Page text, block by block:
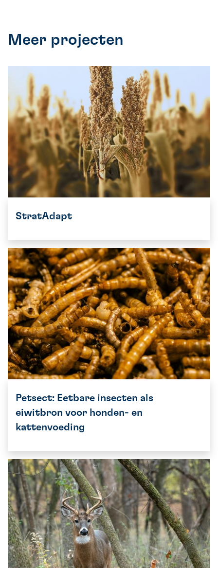
Meer projecten
StratAdapt
Petsect: Eetbare insecten als
eiwitbron voor honden- en
kattenvoeding